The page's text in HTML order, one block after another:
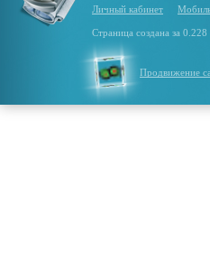
Личный кабинет
Страница создана за
Продвижение